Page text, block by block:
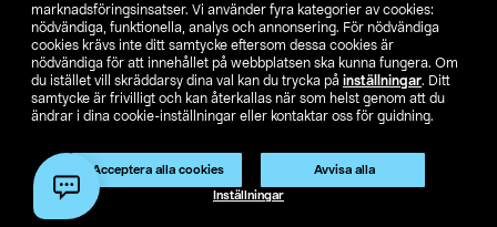
marknadsföringsinsatser. Vi använder fyra kategorier av cookies:
nödvändiga, funktionella, analys och annonsering. För nödvändiga
cookies krävs inte ditt samtycke eftersom dessa cookies är
nödvändiga för att innehållet på webbplatsen ska kunna fungera. Om
du istället vill skräddarsy dina val kan du trycka på inställningar. Ditt
samtycke är frivilligt och kan återkallas när som helst genom att du
ändrar i dina cookie-inställningar eller kontaktar oss för guidning.
Acceptera alla cookies Avvisa alla
Inställningar
SE NO FI
Köpvillkor Privacy statement Klubbvillkor
För företag
Ändra till priser exklusive moms